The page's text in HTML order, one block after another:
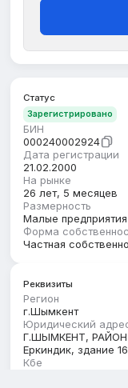
Статус
Зарегистрировано
БИН
000240002924
Дата регистрации
21.02.2000
На рынке
26 лет, 5 месяцев
Размерность
Малые
Форма
Частная
Реквизиты
Регион
г.Шымкент
Юридический
Г.ШЫМКЕНТ, РАЙОН
Еркиндик, здание 16
Кбе